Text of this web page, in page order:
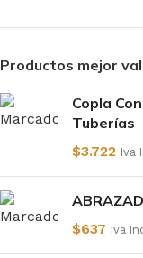
Productos mejor
Copla
Tuberías
$3.722 Iva
$637 Iva